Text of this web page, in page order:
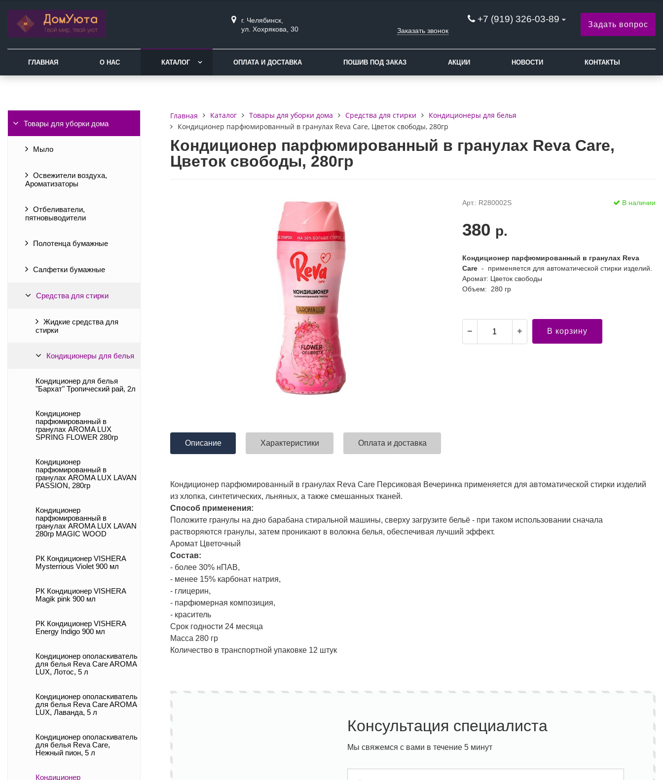
г. Челябинск,
ул. Хохрякова, 30
+7 (919) 326-03-89
Заказать звонок
Задать вопрос
ГЛАВНАЯ О НАС КАТАЛОГ ОПЛАТА И ДОСТАВКА ПОШИВ ПОД ЗАКАЗ АКЦИИ НОВОСТИ КОНТАКТЫ
Товары для уборки дома
Мыло
Освежители воздуха,
Ароматизаторы
Отбеливатели,
пятновыводители
Полотенца бумажные
Салфетки бумажные
Средства для стирки
Жидкие средства для
стирки
Кондиционеры для белья
Кондиционер для белья
"Бархат" Тропический рай, 2л
Кондиционер
парфюмированный в
гранулах AROMA LUX
SPRING FLOWER 280гр
Кондиционер
парфюмированный в
гранулах AROMA LUX LAVAN
PASSION, 280гр
Кондиционер
парфюмированный в
гранулах AROMA LUX LAVAN
280гр MAGIC WOOD
РК Кондиционер VISHERA
Mysterrious Violet 900 мл
РК Кондиционер VISHERA
Magik pink 900 мл
РК Кондиционер VISHERA
Energy Indigo 900 мл
Кондиционер ополаскиватель
для белья Reva Care AROMA
LUX, Лотос, 5 л
Кондиционер ополаскиватель
для белья Reva Care AROMA
LUX, Лаванда, 5 л
Кондиционер ополаскиватель
для белья Reva Care,
Нежный пион, 5 л
Кондиционер
Главная Каталог Товары для уборки дома Средства для стирки
Кондиционеры для белья
Кондиционер парфюмированный в гранулах Reva Care, Цветок свободы, 280гр
Кондиционер парфюмированный в гранулах Reva Care,
Цветок свободы, 280гр
Арт.: R280002S В наличии
380 р.
Кондиционер парфюмированный в гранулах Reva
Care - применяется для автоматической стирки изделий.
Аромат: Цветок свободы
Объем: 280 гр
В корзину
Описание Характеристики Оплата и доставка
Кондиционер парфюмированный в гранулах Reva Care Персиковая Вечеринка применяется для автоматической стирки изделий
из хлопка, синтетических, льняных, а также смешанных тканей.
Способ применения:
Положите гранулы на дно барабана стиральной машины, сверху загрузите бельё - при таком использовании сначала
растворяются гранулы, затем проникают в волокна белья, обеспечивая лучший эффект.
Аромат Цветочный
Состав:
- более 30% нПАВ,
- менее 15% карбонат натрия,
- глицерин,
- парфюмерная композиция,
- краситель
Срок годности 24 месяца
Масса 280 гр
Количество в транспортной упаковке 12 штук
Консультация специалиста
Мы свяжемся с вами в течение 5 минут